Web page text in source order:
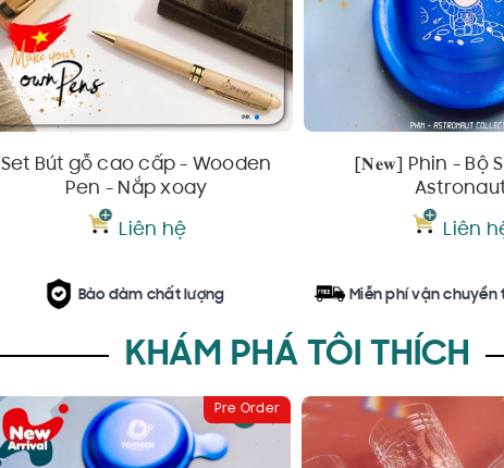
Set Bút gỗ cao cấp - Wooden
Pen - Nắp xoay
Liên hệ
[𝐍𝐞𝐰] Phin - Bộ
Liên
Bảo đảm chất lượng Miễn phí vận chuyển
KHÁM PHÁ TÔI THÍCH
Pre Order